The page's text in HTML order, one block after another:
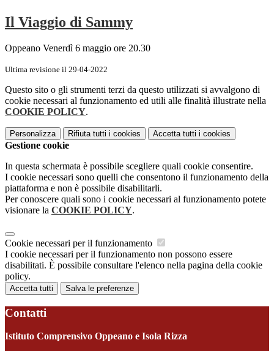
Il Viaggio di Sammy
Oppeano Venerdì 6 maggio ore 20.30
Ultima revisione il 29-04-2022
Questo sito o gli strumenti terzi da questo utilizzati si avvalgono di
cookie necessari al funzionamento ed utili alle finalità illustrate nella
COOKIE POLICY.
Personalizza Rifiuta tutti i cookies Accetta tutti i cookies
Gestione cookie
In questa schermata è possibile scegliere quali cookie consentire.
I cookie necessari sono quelli che consentono il funzionamento della
piattaforma e non è possibile disabilitarli.
Per conoscere quali sono i cookie necessari al funzionamento potete
visionare la COOKIE POLICY.
Cookie necessari per il funzionamento
I cookie necessari per il funzionamento non possono essere
disabilitati. È possibile consultare l'elenco nella pagina della cookie
policy.
Accetta tutti Salva le preferenze
Contatti
Istituto Comprensivo Oppeano e Isola Rizza